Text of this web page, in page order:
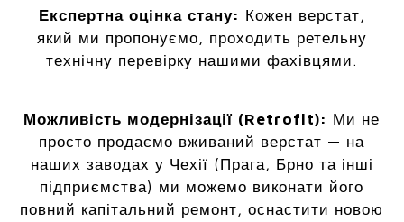
Експертна оцінка стану: Кожен верстат,
який ми пропонуємо, проходить ретельну
технічну перевірку нашими фахівцями.
Можливість модернізації (Retrofit): Ми не
просто продаємо вживаний верстат — на
наших заводах у Чехії (Прага, Брно та інші
підприємства) ми можемо виконати його
повний капітальний ремонт, оснастити новою